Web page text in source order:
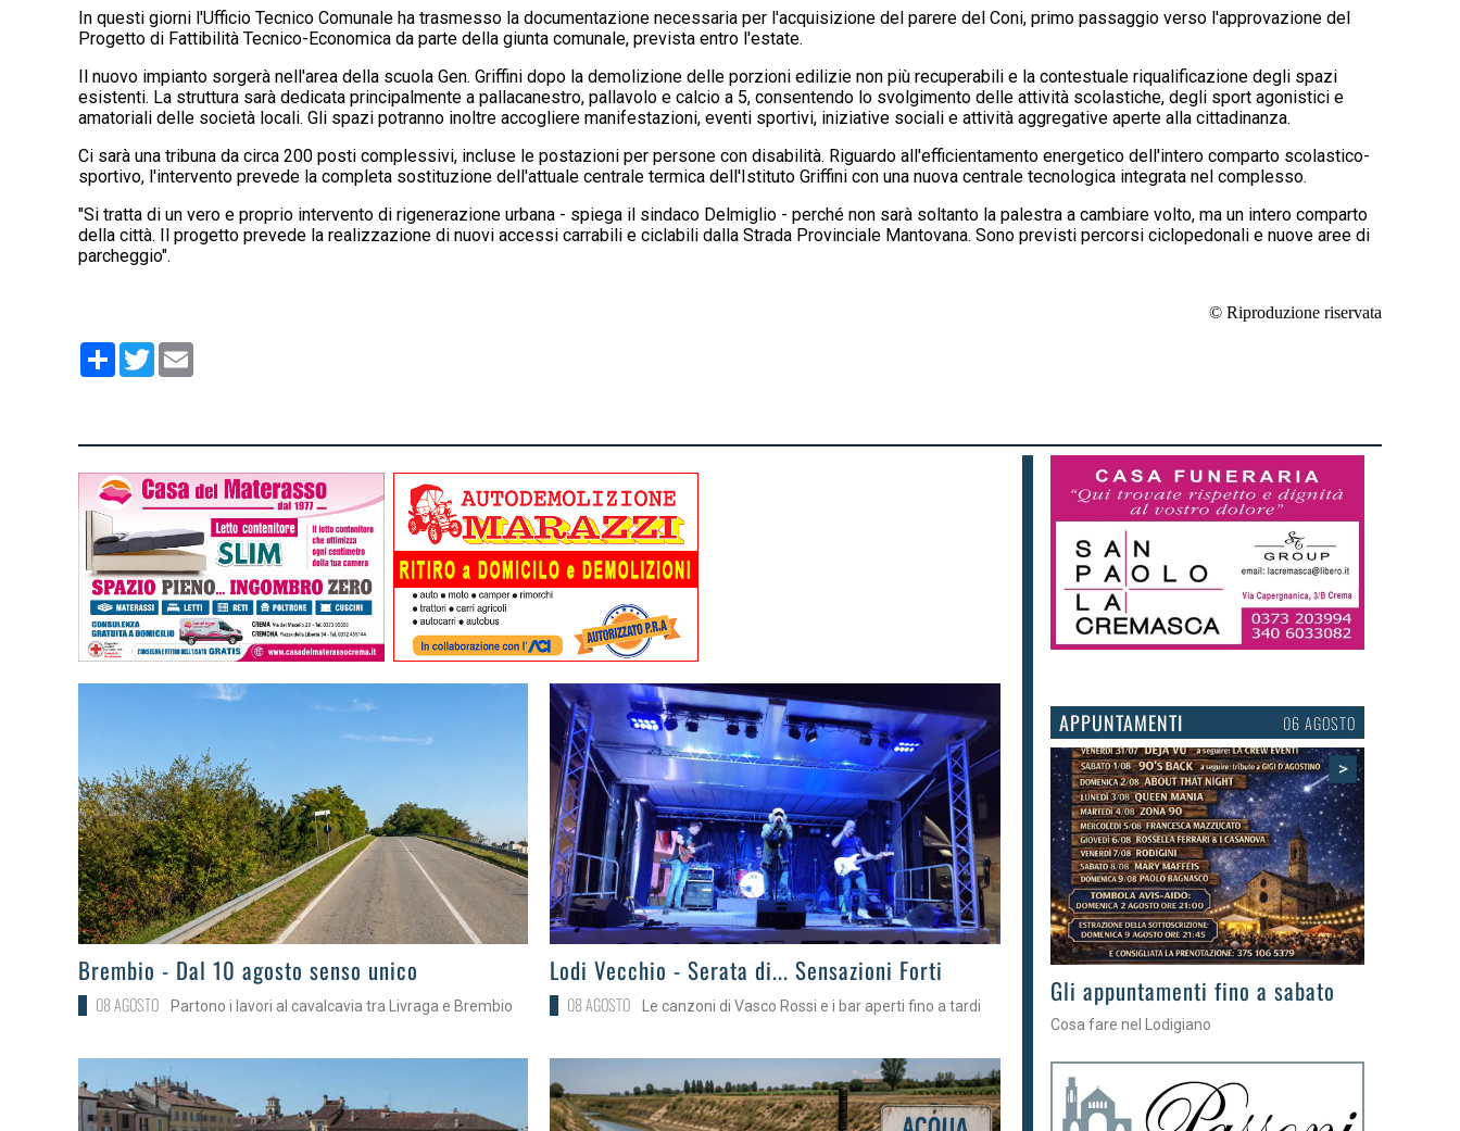
In questi giorni l'Ufficio Tecnico Comunale ha trasmesso la documentazione necessaria per l'acquisizione del parere del Coni, primo passaggio verso l'approvazione del
Progetto di Fattibilità Tecnico-Economica da parte della giunta comunale, prevista entro l'estate.
Il nuovo impianto sorgerà nell'area della scuola Gen. Griffini dopo la demolizione delle porzioni edilizie non più recuperabili e la contestuale riqualificazione degli spazi
esistenti. La struttura sarà dedicata principalmente a pallacanestro, pallavolo e calcio a 5, consentendo lo svolgimento delle attività scolastiche, degli sport agonistici e
amatoriali delle società locali. Gli spazi potranno inoltre accogliere manifestazioni, eventi sportivi, iniziative sociali e attività aggregative aperte alla cittadinanza.
Ci sarà una tribuna da circa 200 posti complessivi, incluse le postazioni per persone con disabilità. Riguardo all'efficientamento energetico dell'intero comparto scolastico-
sportivo, l'intervento prevede la completa sostituzione dell'attuale centrale termica dell'Istituto Griffini con una nuova centrale tecnologica integrata nel complesso.
"Si tratta di un vero e proprio intervento di rigenerazione urbana - spiega il sindaco Delmiglio - perché non sarà soltanto la palestra a cambiare volto, ma un intero comparto
della città. Il progetto prevede la realizzazione di nuovi accessi carrabili e ciclabili dalla Strada Provinciale Mantovana. Sono previsti percorsi ciclopedonali e nuove aree di
parcheggio".
© Riproduzione riservata
Condividi
Twitter
>
Brembio - Dal 10 agosto senso unico
08 AGOSTO Partono i lavori al cavalcavia tra Livraga e Brembio
>Lodi Vecchio - Serata di... Sensazioni Forti
08 AGOSTO Le canzoni di Vasco Rossi e i bar aperti fino a tardi
APPUNTAMENTI 03 AGOSTO
>
Gli eventi della settimana
Tra torte, cinema e musica live